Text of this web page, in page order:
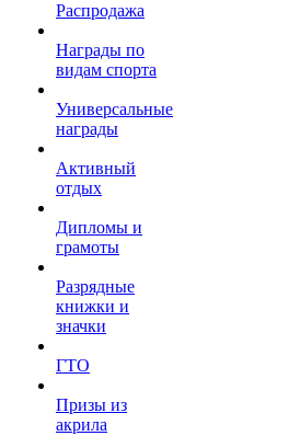
Распродажа
Награды по
видам спорта
Универсальные
награды
Активный
отдых
Дипломы и
грамоты
Разрядные
книжки и
значки
ГТО
Призы из
акрила